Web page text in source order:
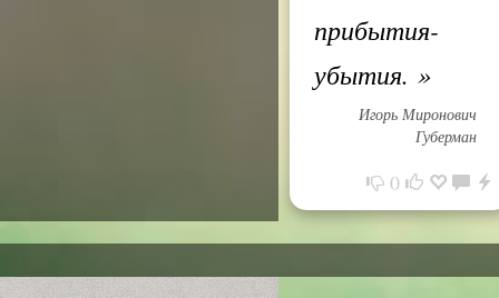
прибытия-
убытия. »
Игорь Миронович
Губерман
0